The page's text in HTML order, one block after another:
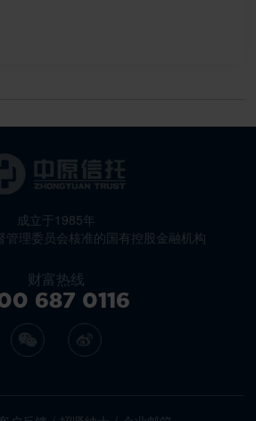
成立于1985年
管理委员会核准的国有控股金融机构
财富热线
687 0116